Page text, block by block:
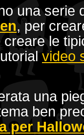
una serie
, per
le
video
una
ben
per